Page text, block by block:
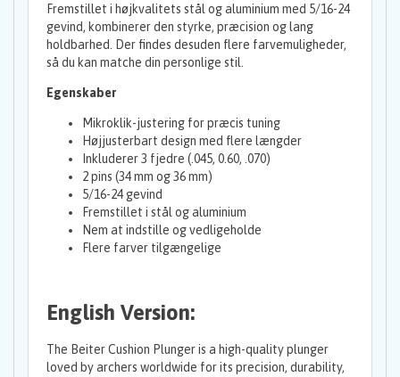
Fremstillet i højkvalitets stål og aluminium med 5/16-24
gevind, kombinerer den styrke, præcision og lang
holdbarhed. Der findes desuden flere farvemuligheder,
så du kan matche din personlige stil.
Egenskaber
Mikroklik-justering for præcis tuning
Højjusterbart design med flere længder
Inkluderer 3 fjedre (.045, 0.60, .070)
2 pins (34 mm og 36 mm)
5/16-24 gevind
Fremstillet i stål og aluminium
Nem at indstille og vedligeholde
Flere farver tilgængelige
English Version:
The Beiter Cushion Plunger is a high-quality plunger
loved by archers worldwide for its precision, durability,